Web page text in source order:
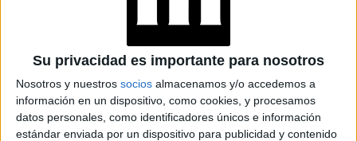
Su privacidad es importante para nosotros
Nosotros y nuestros socios almacenamos y/o accedemos a
información en un dispositivo, como cookies, y procesamos
datos personales, como identificadores únicos e información
estándar enviada por un dispositivo para publicidad y contenido
Caras Noticias
Weekend Parabrisas
Look
Luz Mía Lunateen Break BATimes
© Perfil.com 2006-2019 - Todos los derechos reservados
Registro de Propiedad Intelectual: Nro. 5346433